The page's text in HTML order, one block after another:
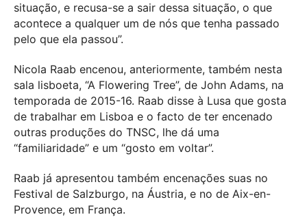
situação, e recusa-se a sair dessa situação, o que
acontece a qualquer um de nós que tenha passado
pelo que ela passou”.
Nicola Raab encenou, anteriormente, também nesta
sala lisboeta, “A Flowering Tree”, de John Adams, na
temporada de 2015-16. Raab disse à Lusa que gosta
de trabalhar em Lisboa e o facto de ter encenado
outras produções do TNSC, lhe dá uma
“familiaridade” e um “gosto em voltar”.
Raab já apresentou também encenações suas no
Festival de Salzburgo, na Áustria, e no de Aix-en-
Provence, em França.